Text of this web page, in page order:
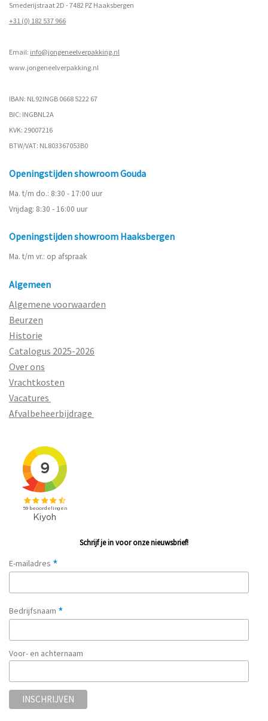
Smederijstraat 2D - 7482 PZ Haaksbergen
+31 (0) 182 537 966
Email: info@jongeneelverpakking.nl
www.jongeneelverpakking.nl
IBAN: NL92INGB 0668 5222 67
BIC: INGBNL2A
KVK: 29007216
BTW/VAT: NL803367053B0
Openingstijden showroom Gouda
Ma. t/m do.: 8:30 - 17:00 uur
Vrijdag: 8:30 - 16:00 uur
Openingstijden showroom Haaksbergen
Ma. t/m vr.: op afspraak
Algemeen
Algemene voorwaarden
Beurzen
Historie
Catalogus 2025-2026
Over ons
Vrachtkosten
Vacatures
Afvalbeheerbijdrage
Schrijf je in voor onze nieuwsbrief!
E-mailadres *
Bedrijfsnaam *
Voor- en achternaam